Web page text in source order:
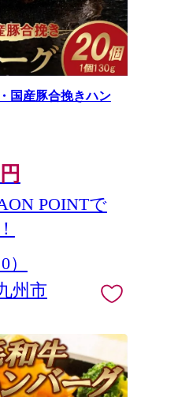
国産豚合挽きハン
円
POINTで
）
州市